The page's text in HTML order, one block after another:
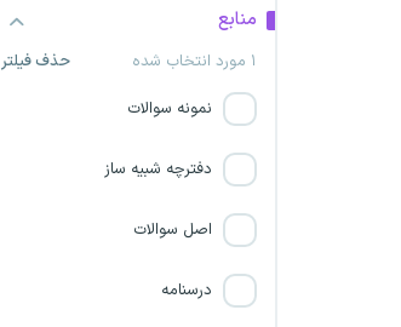
منابع
۱ مورد انتخاب شده
حذف فیلتر
نمونه سوالات
دفترچه شبیه ساز
اصل سوالات
درسنامه
پتروشیمی کیمیای پارس
خاورمیانه
فارس
شرکت پتروپالایش کنگان
شرکت پتروشیمی مهاباد